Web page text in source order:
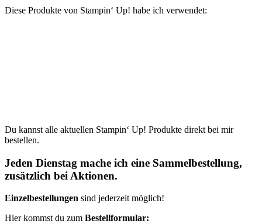
Diese Produkte von Stampin‘ Up! habe ich verwendet:
Du kannst alle aktuellen Stampin‘ Up! Produkte direkt bei mir
bestellen.
Jeden Dienstag mache ich eine Sammelbestellung,
zusätzlich bei Aktionen.
Einzelbestellungen sind jederzeit möglich!
Hier kommst du zum Bestellformular: